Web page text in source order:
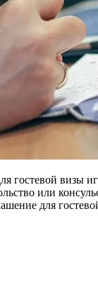
гостевой визы
или
для